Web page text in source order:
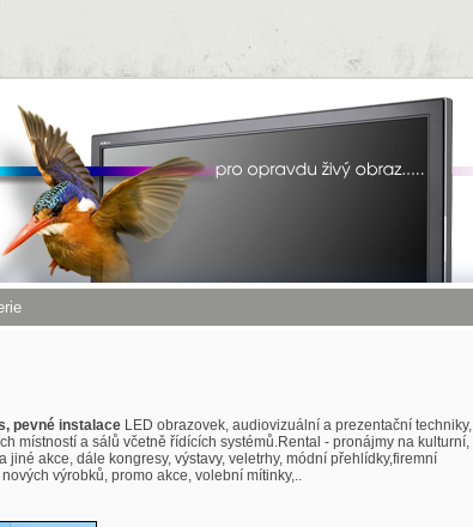
pevné instalace LED obrazovek, audiovizuální a prezentační techniky,
místností a sálů včetně řídících systémů.Rental - pronájmy na kulturní,
jiné akce, dále kongresy, výstavy, veletrhy, módní přehlídky,firemní
výrobků, promo akce, volební mítinky,..